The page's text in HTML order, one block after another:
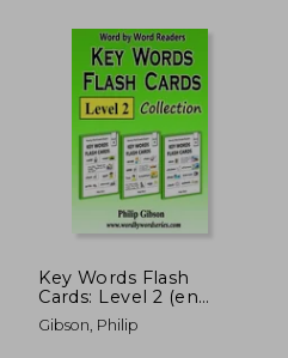
Key Words Flash
Cards: Level 2 (en
Inglés)
Gibson, Philip